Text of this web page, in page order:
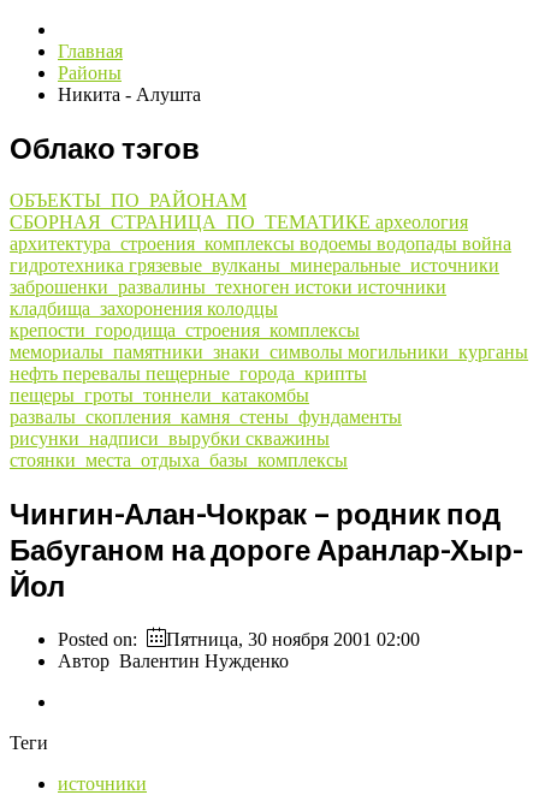
Главная
Районы
Никита - Алушта
Облако тэгов
ОБЪЕКТЫ_ПО_РАЙОНАМ
СБОРНАЯ_СТРАНИЦА_ПО_ТЕМАТИКЕ археология
архитектура_строения_комплексы водоемы водопады война
гидротехника грязевые_вулканы_минеральные_источники
заброшенки_развалины_техноген истоки источники
кладбища_захоронения колодцы
крепости_городища_строения_комплексы
мемориалы_памятники_знаки_символы могильники_курганы
нефть перевалы пещерные_города_крипты
пещеры_гроты_тоннели_катакомбы
развалы_скопления_камня_стены_фундаменты
рисунки_надписи_вырубки скважины
стоянки_места_отдыха_базы_комплексы
Чингин-Алан-Чокрак – родник под
Бабуганом на дороге Аранлар-Хыр-
Йол
Posted on:
Пятница, 30 ноября 2001 02:00
Автор Валентин Нужденко
Теги
источники